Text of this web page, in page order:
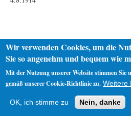
Impressum
Wir verwenden Cookies, um die
Sie so angenehm und bequem wie
Mit der Nutzung unserer Website stimmen Sie
gemäß unserer Cookie-Richtlinie zu. Weitere
OK, ich stimme zu Nein, danke